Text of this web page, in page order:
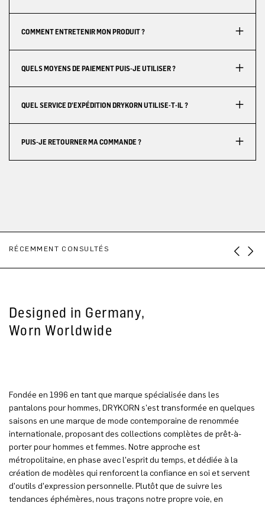
COMMENT ENTRETENIR MON PRODUIT ?
QUELS MOYENS DE PAIEMENT PUIS-JE UTILISER ?
QUEL SERVICE D'EXPÉDITION DRYKORN UTILISE-T-IL ?
PUIS-JE RETOURNER MA COMMANDE ?
RÉCEMMENT CONSULTÉS
Designed in Germany,
Worn Worldwide
Fondée en 1996 en tant que marque spécialisée dans les
pantalons pour hommes, DRYKORN s'est transformée en quelques
saisons en une marque de mode contemporaine de renommée
internationale, proposant des collections complètes de prêt-à-
porter pour hommes et femmes. Notre approche est
métropolitaine, en phase avec l'esprit du temps, et dédiée à la
création de modèles qui renforcent la confiance en soi et servent
d'outils d'expression personnelle. Plutôt que de suivre les
tendances éphémères, nous traçons notre propre voie, en